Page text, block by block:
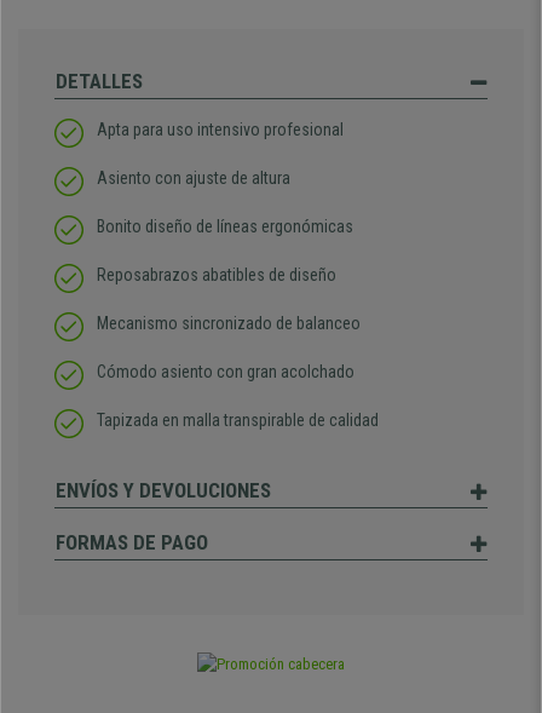
DETALLES
Apta para uso intensivo profesional
Asiento con ajuste de altura
Bonito diseño de líneas ergonómicas
Reposabrazos abatibles de diseño
Mecanismo sincronizado de balanceo
Cómodo asiento con gran acolchado
Tapizada en malla transpirable de calidad
ENVÍOS Y DEVOLUCIONES
FORMAS DE PAGO